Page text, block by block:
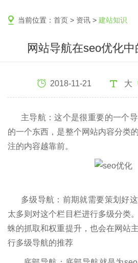
当前位置： 首页 > 资讯 > 建站知识
网站导航在seo优化
2018-11-21 大
主导航：这个是很重要的一个导
的一个东西，是整个网站内容分类
注的内容越靠前。
多级导航：前期就需要策划好这
太多则对这个栏目栏进行多级分类
蛛的抓取和权重提升，也会在网站
行多级导航的推荐